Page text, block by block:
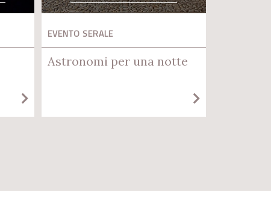
EVENTO SERALE
Astronomi per una notte